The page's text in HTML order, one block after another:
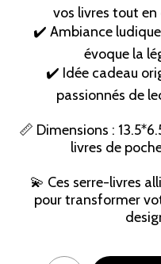
vos livres tout
✔️ Ambiance
évoque la
✔️ Idée cadeau
passionnés de
📏 Dimensions :
livres de
💫 Ces serre-livres
pour transformer